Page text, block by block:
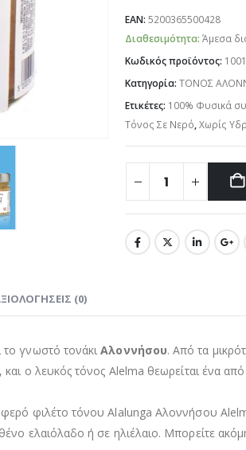
EAN: 5200365500428
Διαθεσιμότητα: Άμεσα
Κωδικός προϊόντος:
Κατηγορία: ΤΟΝΟΣ
Ετικέτες: 100% Φυσικά
Τόνος Σε Νερό,Χωρίς
(0)
το γνωστό τονάκιΑλοννήσου. Από τα
ο λευκός τόνος Alelma θεωρείται ένα
φιλέτο τόνου Alalunga Αλοννήσου
ελαιόλαδο ή σε ηλιέλαιο. Μπορείτε